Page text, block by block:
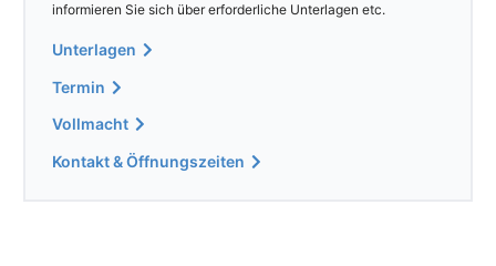
informieren Sie sich über erforderliche Unterlagen etc.
Unterlagen
Termin
Vollmacht
Kontakt & Öffnungszeiten